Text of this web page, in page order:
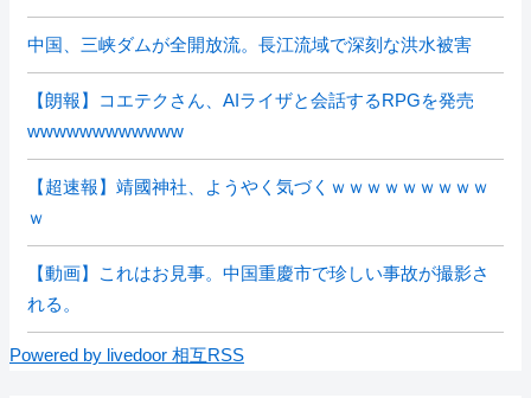
中国、三峡ダムが全開放流。長江流域で深刻な洪水被害
【朗報】コエテクさん、AIライザと会話するRPGを発売
wwwwwwwwwwww
【超速報】靖國神社、ようやく気づくｗｗｗｗｗｗｗｗｗ
ｗ
【動画】これはお見事。中国重慶市で珍しい事故が撮影さ
れる。
Powered by livedoor 相互RSS